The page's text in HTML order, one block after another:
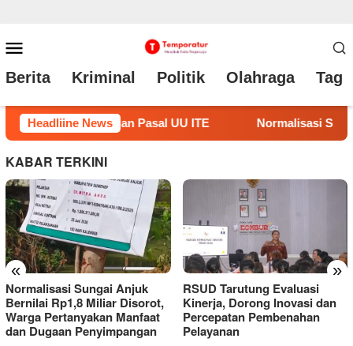
ke
konten
Mobile
Berita Kriminal Politik Olahraga Tag
Headliine News
Sungai Anjuk Bernilai Rp1,8 Miliar Disorot, Warga
KABAR TERKINI
« »
Normalisasi Sungai Anjuk
Bernilai Rp1,8 Miliar Disorot,
Warga Pertanyakan Manfaat
dan Dugaan Penyimpangan
RSUD Tarutung Evaluasi
Kinerja, Dorong Inovasi dan
Percepatan Pembenahan
Pelayanan